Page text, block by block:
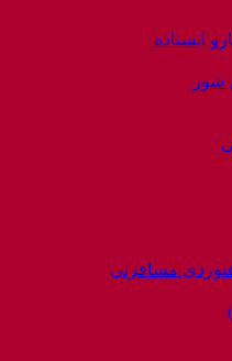
ایستاده
شور
مسافرتی